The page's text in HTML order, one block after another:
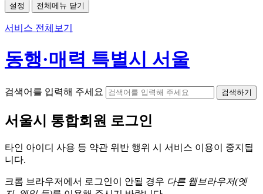
설정 전체메뉴 닫기
서비스 전체보기
동행·매력 특별시 서울
검색어를 입력해 주세요 검색하기
서울시 통합회원 로그인
타인 아이디 사용 등 약관 위반 행위 시 서비스 이용이 중지됩
니다.
크롬 브라우저에서 로그인이 안될 경우 다른 웹브라우저(엣